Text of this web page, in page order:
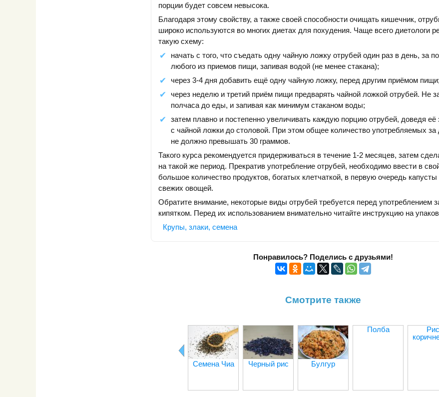
порции будет совсем невысока.
Благодаря этому свойству, а также своей способности очищать кишечник,
широко используются во многих диетах для похудения. Чаще всего диетологи
такую схему:
начать с того, что съедать одну чайную ложку отрубей один раз в день, за
любого из приемов пищи, запивая водой (не менее стакана);
через 3-4 дня добавить ещё одну чайную ложку, перед другим приёмом пищи;
через неделю и третий приём пищи предварять чайной ложкой отрубей. Не
полчаса до еды, и запивая как минимум стаканом воды;
затем плавно и постепенно увеличивать каждую порцию отрубей, доведя её
с чайной ложки до столовой. При этом общее количество употребляемых за
не должно превышать 30 граммов.
Такого курса рекомендуется придерживаться в течение 1-2 месяцев, затем
на такой же период. Прекратив употребление отрубей, необходимо ввести в
большое количество продуктов, богатых клетчаткой, в первую очередь капусты
свежих овощей.
Обратите внимание, некоторые виды отрубей требуется перед употреблением
кипятком. Перед их использованием внимательно читайте инструкцию на
Крупы, злаки, семена
Понравилось? Поделись с друзьями!
Смотрите также
Семена Чиа Черный рис Булгур
Полба
Рис